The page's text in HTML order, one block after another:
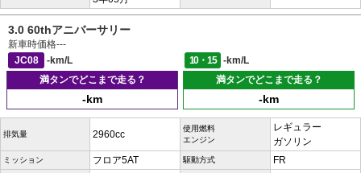
3.0 60thアニバーサリー
新車時価格---
JC08
-km/L 10・15
-km/L
満タンでどこまで走る？
-km
満タンでどこまで走る？
-km
排気量 2960cc
使用燃料
エンジン
レギュラー
ガソリン
ミッション フロア5AT 駆動方式 FR